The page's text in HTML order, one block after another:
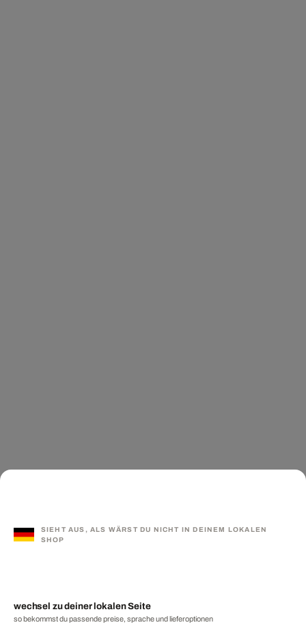
SIEHT AUS, ALS WÄRST DU NICHT IN DEINEM LOKALEN
SHOP
wechsel zu deiner lokalen Seite
so bekommst du passende preise, sprache und lieferoptionen